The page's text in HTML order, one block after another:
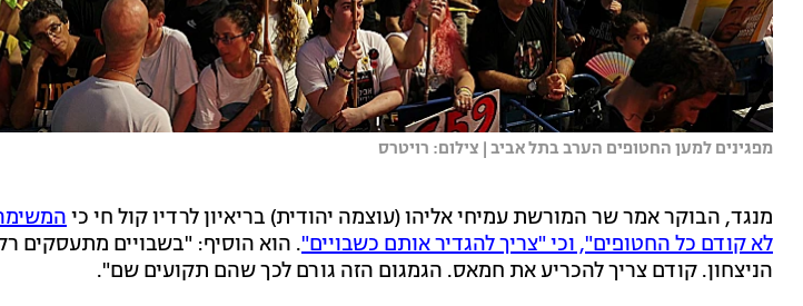
מפגינים למען החטופים הערב בתל אביב | צילום: רויטרס
מנגד, הבוקר אמר שר המורשת עמיחי אליהו (עוצמה יהודית) בריאיון לרדיו קול חי כי
לא קודם כל החטופים", וכי "צריך להגדיר אותם כשבויים". הוא הוסיף: "בשבויים מתעסקים
הניצחון. קודם צריך להכריע את חמאס. הגמגום הזה גורם לכך שהם תקועים שם".